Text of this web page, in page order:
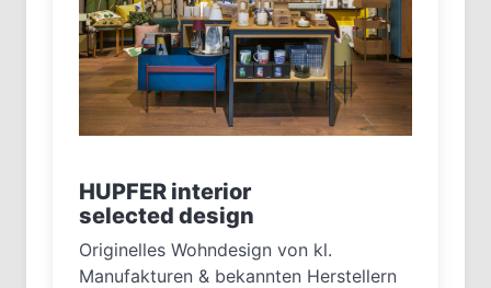
HUPFER interior
selected design
Originelles Wohndesign von kl.
Manufakturen & bekannten Herstellern